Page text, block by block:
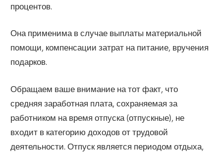
процентов.
Она применима в случае выплаты материальной
помощи, компенсации затрат на питание, вручения
подарков.
Обращаем ваше внимание на тот факт, что
средняя заработная плата, сохраняемая за
работником на время отпуска (отпускные), не
входит в категорию доходов от трудовой
деятельности. Отпуск является периодом отдыха,